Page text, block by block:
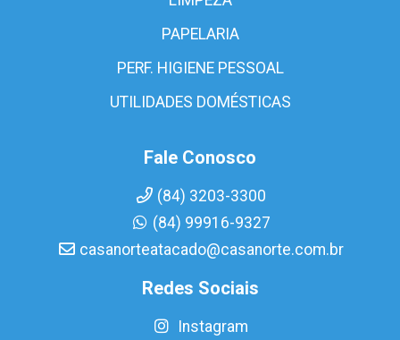
PAPELARIA
PERF. HIGIENE PESSOAL
UTILIDADES DOMÉSTICAS
Fale Conosco
(84) 3203-3300
(84) 99916-9327
casanorteatacado@casanorte.com.br
Redes Sociais
Instagram